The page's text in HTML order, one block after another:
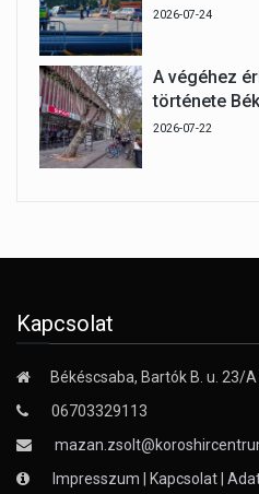
2026-07-24
A végéhez
története
2026-07-22
Kapcsolat
Békéscsaba, Bartók B. u. 23/A
06703329113
Impresszum
Kapcsolat